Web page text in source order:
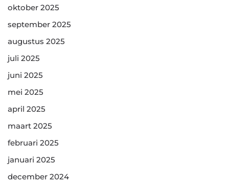
oktober 2025
september 2025
augustus 2025
juli 2025
juni 2025
mei 2025
april 2025
maart 2025
februari 2025
januari 2025
december 2024